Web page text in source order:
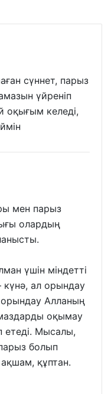
сүннет, парыз
үйреніп
оқығым келеді,
мен парыз
олардың
үшін міндетті
ал орындау
Алланың
оқымау
етеді. Мысалы,
болып
ақшам, құптан.